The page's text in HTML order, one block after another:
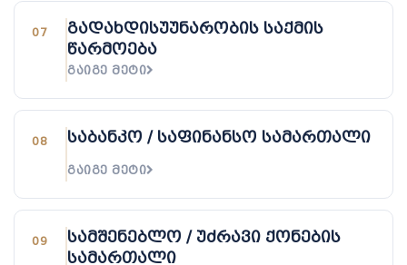
07
გადახდისუუნარობის საქმის
წარმოება
ᲒᲐᲘᲒᲔ ᲛᲔᲢᲘ
08 საბანკო / საფინანსო სამართალი
ᲒᲐᲘᲒᲔ ᲛᲔᲢᲘ
09
სამშენებლო / უძრავი ქონების
სამართალი